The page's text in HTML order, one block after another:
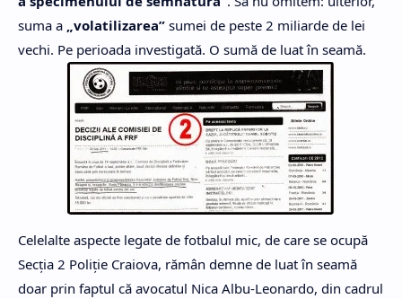
suma a „volatilizarea” sumei de peste 2 miliarde de lei
vechi. Pe perioada investigată. O sumă de luat în seamă.
Celelalte aspecte legate de fotbalul mic, de care se ocupă
Secţia 2 Poliţie Craiova, rămân demne de luat în seamă
doar prin faptul că avocatul Nica Albu-Leonardo, din cadrul